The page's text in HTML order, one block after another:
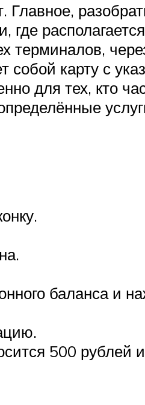
где
терминалов,
собой карту с
для тех, кто
баланса и
500 рублей